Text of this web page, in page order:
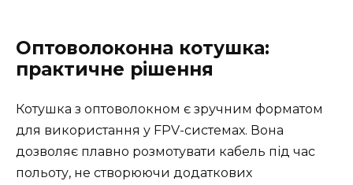
Оптоволоконна котушка:
практичне рішення
Котушка з оптоволокном є зручним форматом
для використання у FPV-системах. Вона
дозволяє плавно розмотувати кабель під час
польоту, не створюючи додаткових